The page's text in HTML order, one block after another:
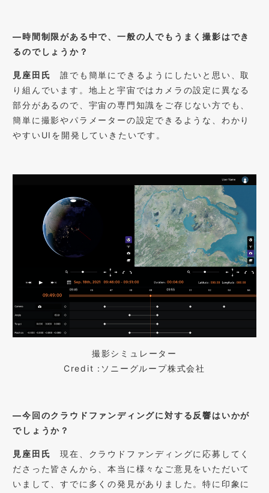
―時間制限がある中で、一般の人でもうまく撮影はでき
るのでしょうか？
見座田氏 誰でも簡単にできるようにしたいと思い、取
り組んでいます。地上と宇宙ではカメラの設定に異なる
部分があるので、宇宙の専門知識をご存じない方でも、
簡単に撮影やパラメーターの設定できるような、わかり
やすいUI を開発していきたいです。
撮影シミュレーター
Credit : ソニーグループ株式会社
―今回のクラウドファンディングに対する反響はいかが
でしょうか？
見座田氏 現在、クラウドファンディングに応募してく
ださった皆さんから、本当に様々なご意見をいただいて
いまして、すでに多くの発見がありました。特に印象に